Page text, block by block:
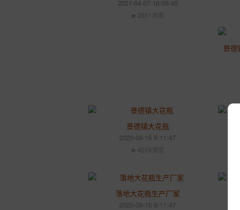
2021-04-07 16:06:45
3551浏览
景德镇大花瓶
2020-08-15 6:11:47
4218浏览
落地大花瓶生产厂家
2020-08-15 6:11:47